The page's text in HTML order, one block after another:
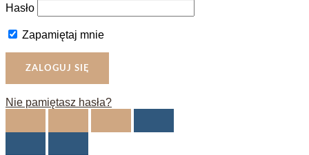
Hasło
Zapamiętaj mnie
Nie pamiętasz hasła?